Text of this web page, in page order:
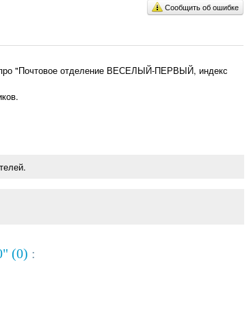
Сообщить об ошибке
про "Почтовое отделение ВЕСЕЛЫЙ-ПЕРВЫЙ, индекс
(0) :